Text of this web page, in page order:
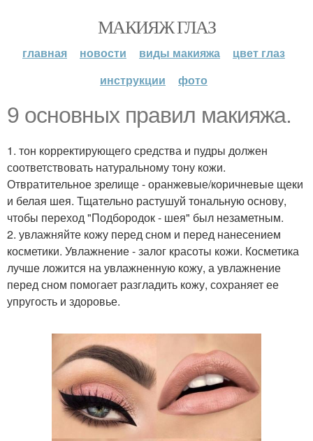
МАКИЯЖ ГЛАЗ
главная новости виды макияжа
цвет глаз
инструкции
фото
9 основных правил макияжа.
1. тон корректирующего средства и пудры должен
соответствовать натуральному тону кожи.
Отвратительное зрелище - оранжевые/коричневые щеки
и белая шея. Тщательно растушуй тональную основу,
чтобы переход "Подбородок - шея" был незаметным.
2. увлажняйте кожу перед сном и перед нанесением
косметики. Увлажнение - залог красоты кожи. Косметика
лучше ложится на увлажненную кожу, а увлажнение
перед сном помогает разгладить кожу, сохраняет ее
упругость и здоровье.